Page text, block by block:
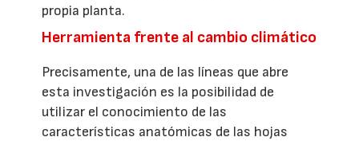
propia planta.
Herramienta frente al cambio climático
Precisamente, una de las líneas que abre
esta investigación es la posibilidad de
utilizar el conocimiento de las
características anatómicas de las hojas